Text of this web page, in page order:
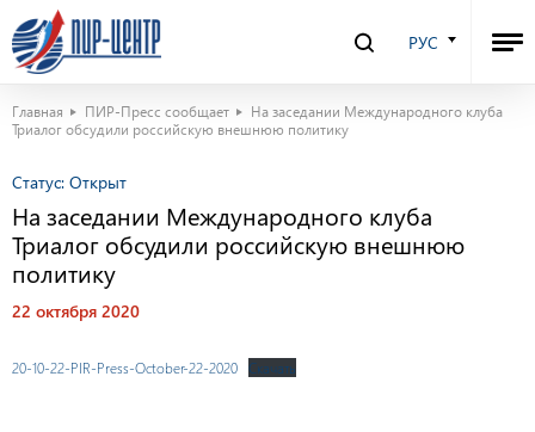
РУС
Главная ПИР-Пресс сообщает
На заседании Международного клуба
Триалог обсудили российскую внешнюю политику
Статус: Открыт
На заседании Международного клуба
Триалог обсудили российскую внешнюю
политику
22 октября 2020
20-10-22-PIR-Press-October-22-2020 Скачать